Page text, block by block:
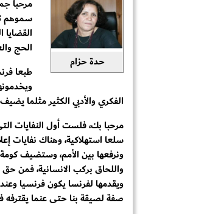
حدة حزام
مرحبا
سموهم
الحج
طبعا
الفكري والأدبي الكثير مثلما
مرحبا بك، فلست أول النفايات
سلعا استهلاكية، وهناك نفايات
ونرفعها بين الأمم، وستضيف
واللحاق بركب الانسانية، فمن
ويقدمها لفرنسا يكون فرنسيا
صفة لصيقة بنا حتى عنما يقترفه